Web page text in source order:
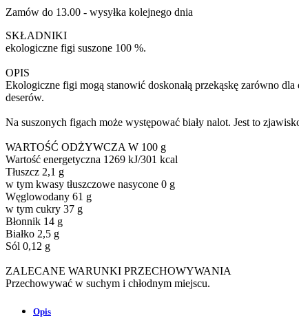
Zamów do 13.00 - wysyłka kolejnego dnia
SKŁADNIKI
ekologiczne figi suszone 100 %.
OPIS
Ekologiczne figi mogą stanowić doskonałą przekąskę zarówno
deserów.
Na suszonych figach może występować biały nalot. Jest to
WARTOŚĆ ODŻYWCZA W 100 g
Wartość energetyczna 1269 kJ/301 kcal
Tłuszcz 2,1 g
w tym kwasy tłuszczowe nasycone 0 g
Węglowodany 61 g
w tym cukry 37 g
Błonnik 14 g
Białko 2,5 g
Sól 0,12 g
ZALECANE WARUNKI PRZECHOWYWANIA
Przechowywać w suchym i chłodnym miejscu.
Opis